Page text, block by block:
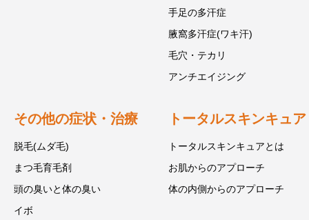
手足の多汗症
腋窩多汗症(ワキ汗)
毛穴・テカリ
アンチエイジング
その他の症状・治療
脱毛(ムダ毛)
まつ毛育毛剤
頭の臭いと体の臭い
イボ
トータルスキンキュア
トータルスキンキュアとは
お肌からのアプローチ
体の内側からのアプローチ